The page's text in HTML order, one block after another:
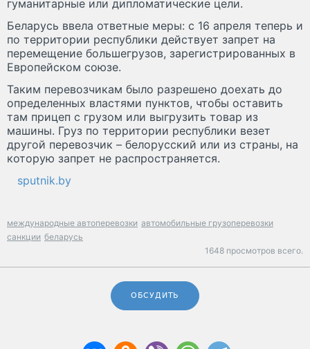
гуманитарные или дипломатические цели.
Беларусь ввела ответные меры: с 16 апреля теперь и
по территории республики действует запрет на
перемещение большегрузов, зарегистрированных в
Европейском союзе.
Таким перевозчикам было разрешено доехать до
определенных властями пунктов, чтобы оставить
там прицеп с грузом или выгрузить товар из
машины. Груз по территории республики везет
другой перевозчик – белорусский или из страны, на
которую запрет не распространяется.
sputnik.by
международные автоперевозки автомобильные грузоперевозки
санкции беларусь
1648 просмотров всего.
ОБСУДИТЬ